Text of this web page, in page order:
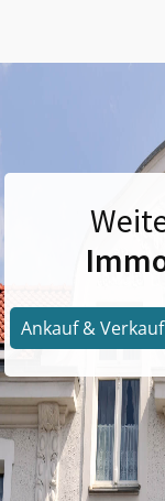
Ankauf & Verkauf